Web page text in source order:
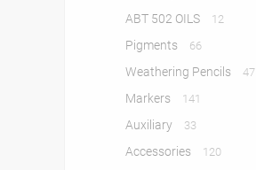
ABT 502 OILS 12
Pigments 66
Weathering Pencils 47
Markers 141
Auxiliary 33
Accessories 120